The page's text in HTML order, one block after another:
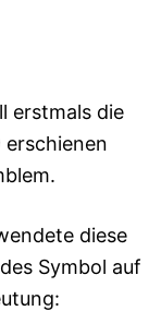
erstmals die
erschienen
diese
Symbol auf